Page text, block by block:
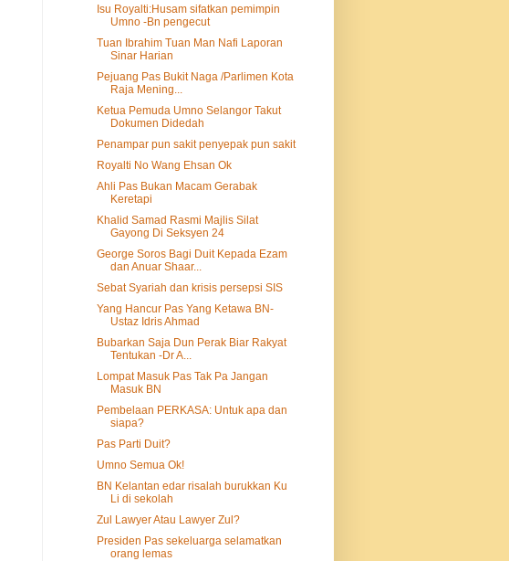
Isu Royalti:Husam sifatkan pemimpin
Umno -Bn pengecut
Tuan Ibrahim Tuan Man Nafi Laporan
Sinar Harian
Pejuang Pas Bukit Naga /Parlimen Kota
Raja Mening...
Ketua Pemuda Umno Selangor Takut
Dokumen Didedah
Penampar pun sakit penyepak pun sakit
Royalti No Wang Ehsan Ok
Ahli Pas Bukan Macam Gerabak
Keretapi
Khalid Samad Rasmi Majlis Silat
Gayong Di Seksyen 24
George Soros Bagi Duit Kepada Ezam
dan Anuar Shaar...
Sebat Syariah dan krisis persepsi SIS
Yang Hancur Pas Yang Ketawa BN-
Ustaz Idris Ahmad
Bubarkan Saja Dun Perak Biar Rakyat
Tentukan -Dr A...
Lompat Masuk Pas Tak Pa Jangan
Masuk BN
Pembelaan PERKASA: Untuk apa dan
siapa?
Pas Parti Duit?
Umno Semua Ok!
BN Kelantan edar risalah burukkan Ku
Li di sekolah
Zul Lawyer Atau Lawyer Zul?
Presiden Pas sekeluarga selamatkan
orang lemas